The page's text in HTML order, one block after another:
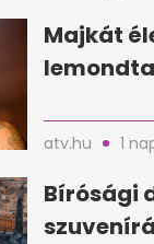
Majkát
atv.hu 1
Bírósági